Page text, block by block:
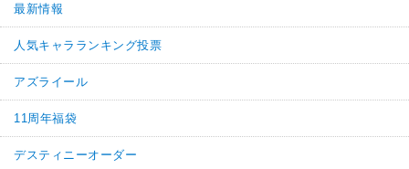
最新情報
人気キャラランキング投票
アズライール
11周年福袋
デスティニーオーダー